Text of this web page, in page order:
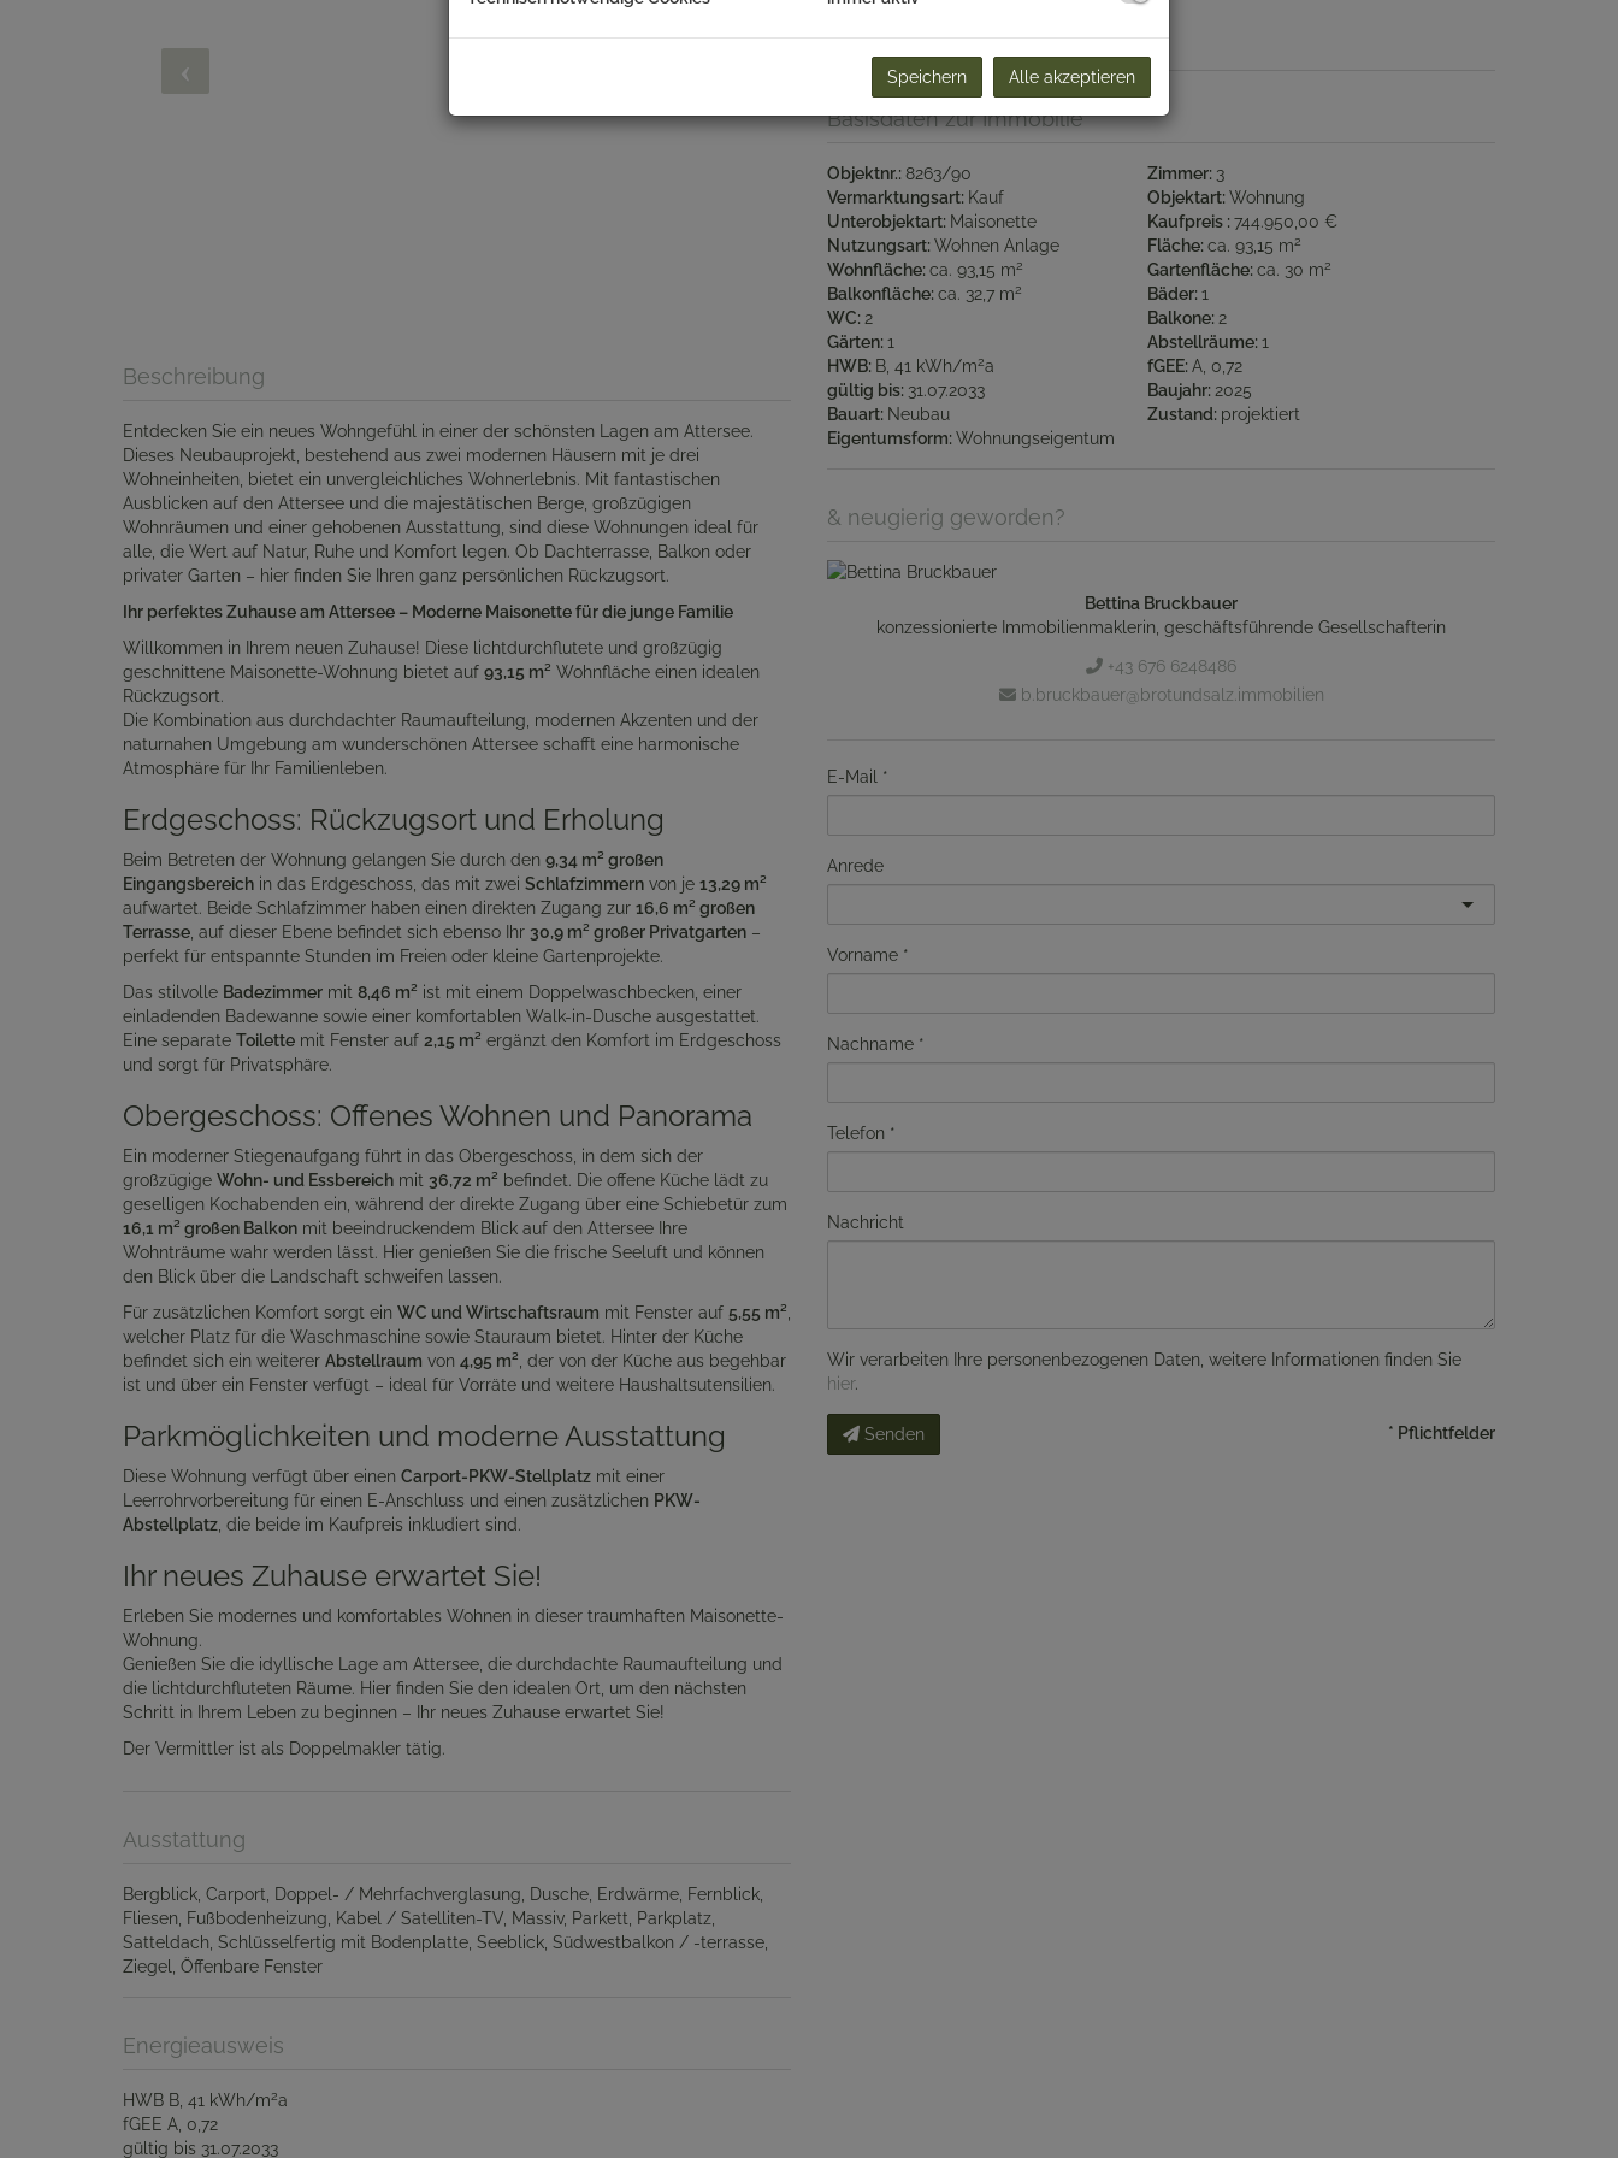
Beschreibung
Entdecken Sie ein neues Wohngefühl in einer der schönsten Lagen am Attersee.
Dieses Neubauprojekt, bestehend aus zwei modernen Häusern mit je drei
Wohneinheiten, bietet ein unvergleichliches Wohnerlebnis. Mit fantastischen
Ausblicken auf den Attersee und die majestätischen Berge, großzügigen
Wohnräumen und einer gehobenen Ausstattung, sind diese Wohnungen ideal für
alle, die Wert auf Natur, Ruhe und Komfort legen. Ob Dachterrasse, Balkon oder
privater Garten – hier finden Sie Ihren ganz persönlichen Rückzugsort.
Ihr perfektes Zuhause am Attersee – Moderne Maisonette für die junge Familie
Willkommen in Ihrem neuen Zuhause! Diese lichtdurchflutete und großzügig
geschnittene Maisonette-Wohnung bietet auf 93,15 m² Wohnfläche einen idealen
Rückzugsort.
Die Kombination aus durchdachter Raumaufteilung, modernen Akzenten und der
naturnahen Umgebung am wunderschönen Attersee schafft eine harmonische
Atmosphäre für Ihr Familienleben.
Erdgeschoss: Rückzugsort und Erholung
Beim Betreten der Wohnung gelangen Sie durch den 9,34 m² großen
Eingangsbereich in das Erdgeschoss, das mit zwei Schlafzimmern von je 13,29 m²
aufwartet. Beide Schlafzimmer haben einen direkten Zugang zur 16,6 m² großen
Terrasse , auf dieser Ebene befindet sich ebenso Ihr 30,9 m² großer Privatgarten –
perfekt für entspannte Stunden im Freien oder kleine Gartenprojekte.
Das stilvolle Badezimmer mit 8,46 m² ist mit einem Doppelwaschbecken, einer
einladenden Badewanne sowie einer komfortablen Walk-in-Dusche ausgestattet.
Eine separate Toilette mit Fenster auf 2,15 m² ergänzt den Komfort im Erdgeschoss
und sorgt für Privatsphäre.
Obergeschoss: Offenes Wohnen und Panorama
Ein moderner Stiegenaufgang führt in das Obergeschoss, in dem sich der
großzügige Wohn- und Essbereich mit 36,72 m² befindet. Die offene Küche lädt zu
geselligen Kochabenden ein, während der direkte Zugang über eine Schiebetür zum
16,1 m² großen Balkon mit beeindruckendem Blick auf den Attersee Ihre
Wohnträume wahr werden lässt. Hier genießen Sie die frische Seeluft und können
den Blick über die Landschaft schweifen lassen.
Für zusätzlichen Komfort sorgt ein WC und Wirtschaftsraum mit Fenster auf 5,55 m²
welcher Platz für die Waschmaschine sowie Stauraum bietet. Hinter der Küche
befindet sich ein weiterer Abstellraum von 4,95 m² , der von der Küche aus begehbar
ist und über ein Fenster verfügt – ideal für Vorräte und weitere Haushaltsutensilien.
Parkmöglichkeiten und moderne Ausstattung
Diese Wohnung verfügt über einen Carport-PKW-Stellplatz mit einer
Leerrohrvorbereitung für einen E-Anschluss und einen zusätzlichen PKW-
Abstellplatz , die beide im Kaufpreis inkludiert sind.
Ihr neues Zuhause erwartet Sie!
Erleben Sie modernes und komfortables Wohnen in dieser traumhaften Maisonette-
Wohnung.
Genießen Sie die idyllische Lage am Attersee, die durchdachte Raumaufteilung und
die lichtdurchfluteten Räume. Hier finden Sie den idealen Ort, um den nächsten
Schritt in Ihrem Leben zu beginnen – Ihr neues Zuhause erwartet Sie!
Der Vermittler ist als Doppelmakler tätig.
Ausstattung
Bergblick Carport Doppel- / Mehrfachverglasung Dusche Erdwärme Fernblick
Fliesen
Fußbodenheizung Kabel / Satelliten-TV Massiv Parkett
Parkplatz
Satteldach Schlüsselfertig mit Bodenplatte Seeblick Südwestbalkon / -terrasse
Ziegel
Öffenbare Fenster
Energieausweis
HWB B, 41 kWh/m2a
fGEE A, 0,72
gültig bis 31.07.2033
Basisdaten zur Immobilie
Objektnr. 8263/90 Zimmer 3
Vermarktungsart Kauf Objektart Wohnung
Unterobjektart Maisonette Kaufpreis 744.950,00 €
Nutzungsart Wohnen Anlage Fläche ca. 93,15 m2
Wohnfläche ca. 93,15 m2 Gartenfläche ca. 30 m2
Balkonfläche ca. 32,7 m2 Bäder 1
WC 2 Balkone 2
Gärten 1 Abstellräume 1
HWB B, 41 kWh/m2a fGEE A, 0,72
gültig bis 31.07.2033 Baujahr 2025
Bauart Neubau Zustand projektiert
Eigentumsform Wohnungseigentum
& neugierig geworden?
Bettina Bruckbauer
konzessionierte Immobilienmaklerin, geschäftsführende Gesellschafterin
+43 676 6248486
b.bruckbauer@brotundsalz.immobilien
E-Mail
Anrede
Vorname
Nachname
Telefon
Nachricht
Wir verarbeiten Ihre personenbezogenen Daten, weitere Informationen finden Sie
hier.
Senden * Pflichtfelder
Speichern Alle akzeptieren